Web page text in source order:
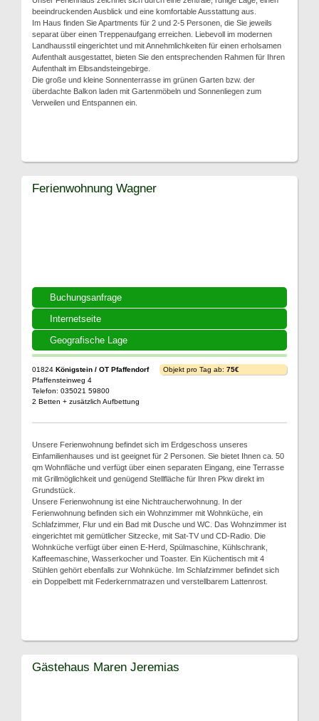
beeindruckenden Ausblick und eine komfortable Ausstattung aus.
Im Haus finden Sie Apartments für 2 und 2-5 Personen, die Sie jeweils
separat über einen Treppenaufgang erreichen. Liebevoll im modernen
Landhausstil eingerichtet und mit Annehmlichkeiten für einen erholsamen
Aufenthalt ausgestattet, bieten Sie den entsprechenden Rahmen für Ihren
Aufenthalt im Elbsandsteingebirge.
Die große und kleine Sonnenterrasse im grünen Garten bzw. der
überdachte Balkon laden mit Gartenmöbeln und Sonnenliegen zum
Verweilen und Entspannen ein.
Buchungsanfrage
Internetseite
Geografische Lage
Ferienwohnung Wagner
01824 Königstein / OT Pfaffendorf
Pfaffensteinweg 4
Telefon: 035021 59800
2 Betten + zusätzlich Aufbettung
Objekt pro Tag ab: 75€
Unsere Ferienwohnung befindet sich im Erdgeschoss unseres
Einfamilienhauses und ist geeignet für 2 Personen. Sie bietet Ihnen ca. 50
qm Wohnfläche und verfügt über einen separaten Eingang, eine Terrasse
mit Grillmöglichkeit und genügend Stellfläche für Ihren Pkw direkt im
Grundstück.
Unsere Ferienwohnung ist eine Nichtraucherwohnung. In der
Ferienwohnung befinden sich ein Wohnzimmer mit Wohnküche, ein
Schlafzimmer, Flur und ein Bad mit Dusche und WC. Das Wohnzimmer ist
eingerichtet mit gemütlicher Sitzecke, mit Sat-TV und CD-Radio. Die
Wohnküche verfügt über einen E-Herd, Spülmaschine, Kühlschrank,
Kaffeemaschine, Wasserkocher und Toaster. Ein Küchentisch mit 4
Stühlen gehört ebenfalls zur Wohnküche. Im Schlafzimmer befindet sich
ein Doppelbett mit Federkernmatrazen und verstellbarem Lattenrost.
Gästehaus Maren Jeremias